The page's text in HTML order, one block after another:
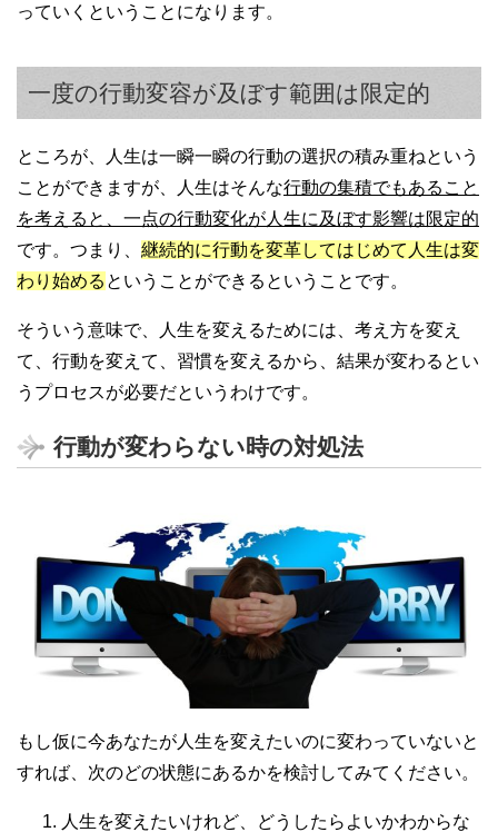
っていくということになります。
一度の行動変容が及ぼす範囲は限定的
ところが、人生は一瞬一瞬の行動の選択の積み重ねという
ことができますが、人生はそんな行動の集積でもあること
を考えると、一点の行動変化が人生に及ぼす影響は限定的
です。つまり、 継続的に行動を変革してはじめて人生は変
わり始める ということができるということです。
そういう意味で、人生を変えるためには、考え方を変え
て、行動を変えて、習慣を変えるから、結果が変わるとい
うプロセスが必要だというわけです。
行動が変わらない時の対処法
もし仮に今あなたが人生を変えたいのに変わっていないと
すれば、次のどの状態にあるかを検討してみてください。
人生を変えたいけれど、どうしたらよいかわからな